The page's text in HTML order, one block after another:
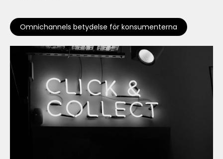
Omnichannels betydelse för konsumenterna